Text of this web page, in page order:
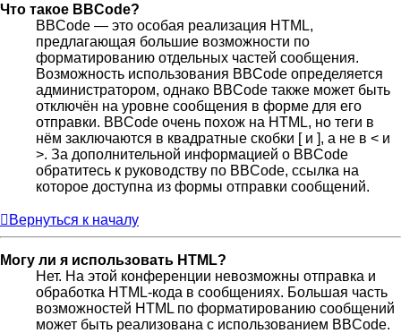
Что такое BBCode?
BBCode — это особая реализация HTML,
предлагающая большие возможности по
форматированию отдельных частей сообщения.
Возможность использования BBCode определяется
администратором, однако BBCode также может быть
отключён на уровне сообщения в форме для его
отправки. BBCode очень похож на HTML, но теги в
нём заключаются в квадратные скобки [ и ], а не в < и
>. За дополнительной информацией о BBCode
обратитесь к руководству по BBCode, ссылка на
которое доступна из формы отправки сообщений.
Вернуться к началу
Могу ли я использовать HTML?
Нет. На этой конференции невозможны отправка и
обработка HTML-кода в сообщениях. Большая часть
возможностей HTML по форматированию сообщений
может быть реализована с использованием BBCode.